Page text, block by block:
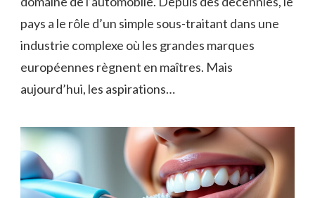
pays a le rôle d’un simple sous-traitant dans une
industrie complexe où les grandes marques
européennes règnent en maîtres. Mais
aujourd’hui, les aspirations…